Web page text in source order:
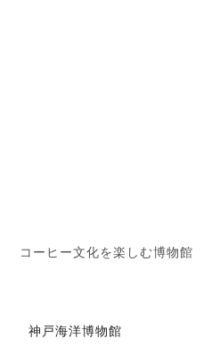
コーヒー文化を楽しむ博物館
神戸海洋博物館